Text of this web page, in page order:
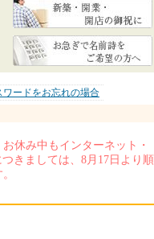
ワードをお忘れの場合
休み中もインターネット・
きましては、8月17日より順